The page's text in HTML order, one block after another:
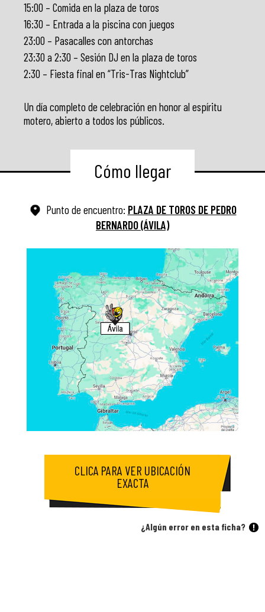
15:00 – Comida en la plaza de toros
16:30 – Entrada a la piscina con juegos
23:00 – Pasacalles con antorchas
23:30 a 2:30 – Sesión DJ en la plaza de toros
2:30 – Fiesta final en “Tris-Tras Nightclub”
Un día completo de celebración en honor al espíritu
motero, abierto a todos los públicos.
Cómo llegar
Punto de encuentro: PLAZA DE TOROS DE PEDRO
BERNARDO (ÁVILA)
CLICA PARA VER UBICACIÓN
EXACTA
¿Algún error en esta ficha?